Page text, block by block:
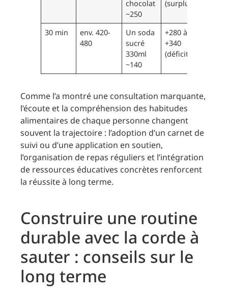
chocolat
~250
(surplus)
30 min
env. 420-
480
Un soda
sucré
330ml
~140
+280 à
+340
(déficit)
Comme l’a montré une consultation marquante,
l’écoute et la compréhension des habitudes
alimentaires de chaque personne changent
souvent la trajectoire : l’adoption d’un carnet de
suivi ou d’une application en soutien,
l’organisation de repas réguliers et l’intégration
de ressources éducatives concrètes renforcent
la réussite à long terme.
Construire une routine
durable avec la corde à
sauter : conseils sur le
long terme